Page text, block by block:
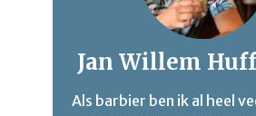
Jan Willem
Als barbier ben ik al heel